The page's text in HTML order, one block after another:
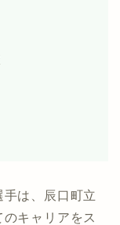
は、辰口町立
キャリアをス